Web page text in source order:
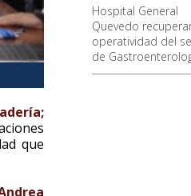
Hospital General
Quevedo
operatividad del
de
que